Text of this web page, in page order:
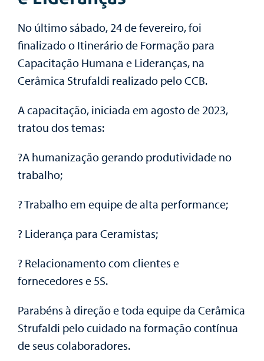
No último sábado, 24 de fevereiro, foi
finalizado o Itinerário de Formação para
Capacitação Humana e Lideranças, na
Cerâmica Strufaldi realizado pelo CCB.
A capacitação, iniciada em agosto de 2023,
tratou dos temas:
?A humanização gerando produtividade no
trabalho;
? Trabalho em equipe de alta performance;
? Liderança para Ceramistas;
? Relacionamento com clientes e
fornecedores e 5S.
Parabéns à direção e toda equipe da Cerâmica
Strufaldi pelo cuidado na formação contínua
de seus colaboradores.